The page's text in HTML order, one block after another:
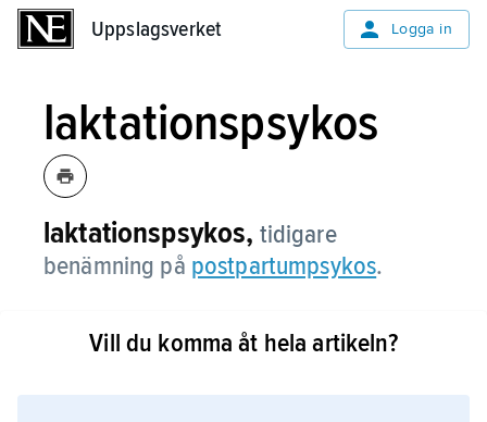
Uppslagsverket Logga in
laktationspsykos
laktationspsykos, tidigare
benämning på postpartumpsykos.
Vill du komma åt hela artikeln?